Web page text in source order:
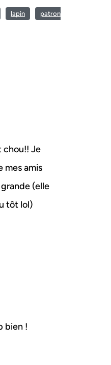
lapin
patron
chou!! Je
mes amis
(elle
tôt lol)
bien !